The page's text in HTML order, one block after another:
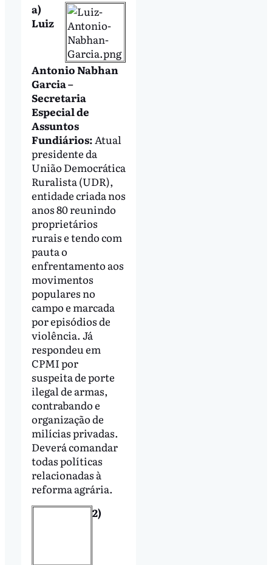
a)
Luiz
Antonio Nabhan
Garcia –
Secretaria
Especial de
Assuntos
Fundiários: Atual
presidente da
União Democrática
Ruralista (UDR),
entidade criada nos
anos 80 reunindo
proprietários
rurais e tendo com
pauta o
enfrentamento aos
movimentos
populares no
campo e marcada
por episódios de
violência. Já
respondeu em
CPMI por
suspeita de porte
ilegal de armas,
contrabando e
organização de
milícias privadas.
Deverá comandar
todas políticas
relacionadas à
reforma agrária.
2)